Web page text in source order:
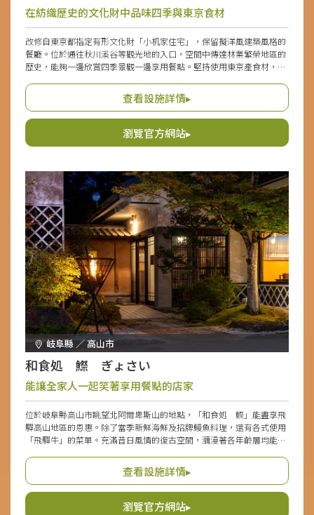
在紡織歷史的文化財中品味四季與東京食材
改修自東京都指定有形文化財「小机家住宅」，保留擬洋風建築風格的
餐廳。位於通往秋川溪谷等觀光地的入口，空間中傳達林業繁榮地區的
歷史，能夠一邊欣賞四季景觀一邊享用餐點。堅持使用東京產食材，以
等多摩・島嶼部的饋贈製作獨特的法式料理為魅力。亦融入奧多摩的鄉
土料理「のしこみうどん」的改良版，以及和紙「軍道紙」、絹織物
「黑八丈」等在地文化，讓人在享用料理的同時感受地域的魅力。
查看設施詳情▸
瀏覽官方網站▸
岐阜縣 ／ 高山市
和食処 鰶 ぎょさい
能讓全家人一起笑著享用餐點的店家
位於岐阜縣高山市眺望北阿爾卑斯山的地點，「和食処 鰶」能盡享飛
驒高山地區的恩惠。除了當季新鮮海鮮及招牌鰻魚料理，還有各式使用
「飛驒牛」的菜單。充滿昔日風情的復古空間，瀰漫著各年齡層均能一
入口處設有坡道，體貼無障礙設施令人欣喜。總座位數約140個，從少
人數的團體到大型團體均能廣泛應對。
查看設施詳情▸
瀏覽官方網站▸